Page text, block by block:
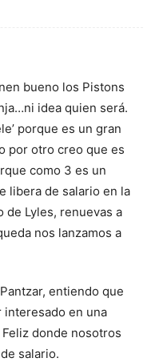
bueno los Pistons
idea quien será.
porque es un gran
por otro creo que es
como 3 es un
libera de salario en la
de Lyles, renuevas a
nos lanzamos a
entiendo que
interesado en una
donde nosotros
salario.